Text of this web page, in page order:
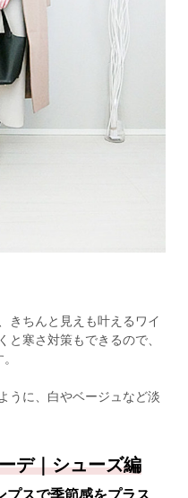
きちんと見えも叶えるワイ
と寒さ対策もできるので、
うに、白やベージュなど淡
デ｜シューズ編